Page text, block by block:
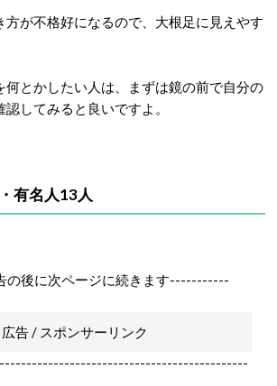
方が不格好になるので、大根足に見えやす
何とかしたい人は、まずは鏡の前で自分の
してみると良いですよ。
有名人13人
後に次ページに続きます-----------
広告 / スポンサーリンク